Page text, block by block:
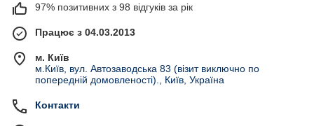
97% позитивних з 98 відгуків за рік
Працює з 04.03.2013
м. Київ
м.Київ, вул. Автозаводська 83 (візит виключно по
попередній домовленості)., Київ, Україна
Контакти